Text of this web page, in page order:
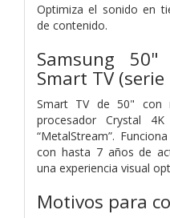
Optimiza el sonido en
de contenido.
Samsung
Smart TV (serie
Smart TV de 50" con
procesador Crystal
“MetalStream”.
con hasta 7 años de
una experiencia visual
Motivos para